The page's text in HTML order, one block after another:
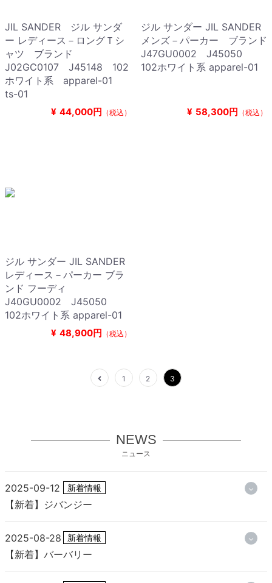
JIL SANDER ジル サンダ
ー レディース－ロングＴシ
ャツ ブランド
J02GC0107 J45148 102
ホワイト系 apparel-01
ts-01
¥ 44,000円 （税込）
ジル サンダー JIL SANDER
メンズ－パーカー ブランド
J47GU0002 J45050
102ホワイト系 apparel-01
¥ 58,300円 （税込）
ジル サンダー JIL SANDER
レディース－パーカー ブラ
ンド フーディ
J40GU0002 J45050
102ホワイト系 apparel-01
¥ 48,900円 （税込）
1 2 3
NEWS
ニュース
2025-09-12 新着情報
【新着】ジバンジー
2025-08-28 新着情報
【新着】バーバリー